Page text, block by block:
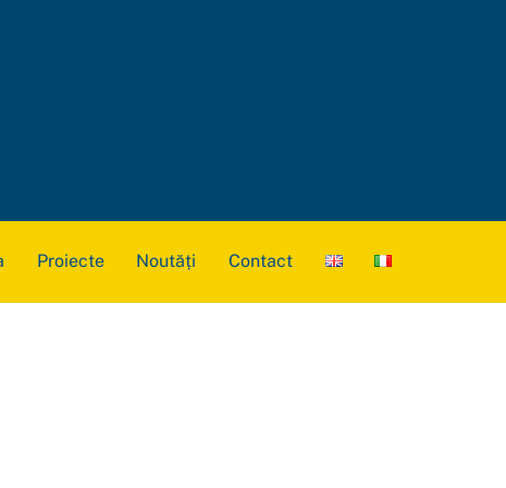
Proiecte Noutăți Contact